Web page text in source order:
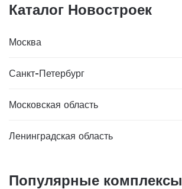
Каталог Новостроек
Москва
Санкт-Петербург
Московская область
Ленинградская область
Популярные комплексы